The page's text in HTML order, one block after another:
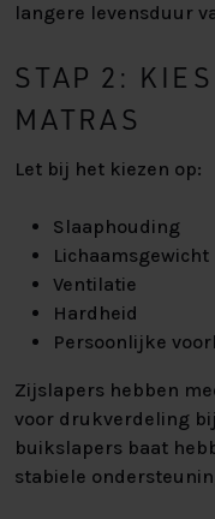
langere levensduur
STAP 2:
MATRAS
Let bij het kiezen op:
Slaaphouding
Lichaamsgewicht
Ventilatie
Hardheid
Persoonlijke
Zijslapers hebben
voor drukverdeling
buikslapers baat
stabiele